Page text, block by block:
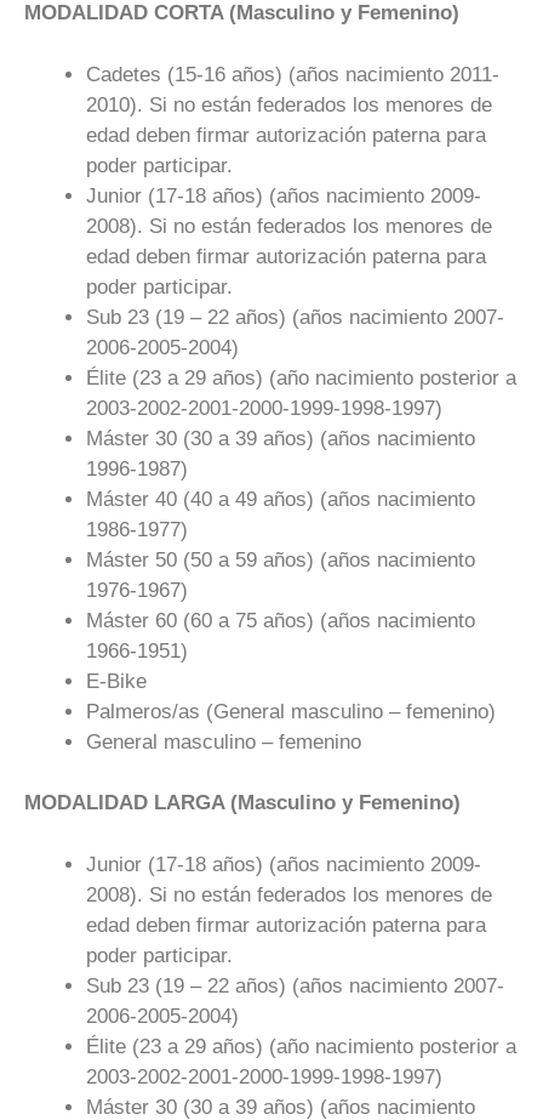
MODALIDAD CORTA (Masculino y Femenino)
Cadetes (15-16 años) (años nacimiento 2011-
2010). Si no están federados los menores de
edad deben firmar autorización paterna para
poder participar.
Junior (17-18 años) (años nacimiento 2009-
2008). Si no están federados los menores de
edad deben firmar autorización paterna para
poder participar.
Sub 23 (19 – 22 años) (años nacimiento 2007-
2006-2005-2004)
Élite (23 a 29 años) (año nacimiento posterior a
2003-2002-2001-2000-1999-1998-1997)
Máster 30 (30 a 39 años) (años nacimiento
1996-1987)
Máster 40 (40 a 49 años) (años nacimiento
1986-1977)
Máster 50 (50 a 59 años) (años nacimiento
1976-1967)
Máster 60 (60 a 75 años) (años nacimiento
1966-1951)
E-Bike
Palmeros/as (General masculino – femenino)
General masculino – femenino
MODALIDAD LARGA (Masculino y Femenino)
Junior (17-18 años) (años nacimiento 2009-
2008). Si no están federados los menores de
edad deben firmar autorización paterna para
poder participar.
Sub 23 (19 – 22 años) (años nacimiento 2007-
2006-2005-2004)
Élite (23 a 29 años) (año nacimiento posterior a
2003-2002-2001-2000-1999-1998-1997)
Máster 30 (30 a 39 años) (años nacimiento